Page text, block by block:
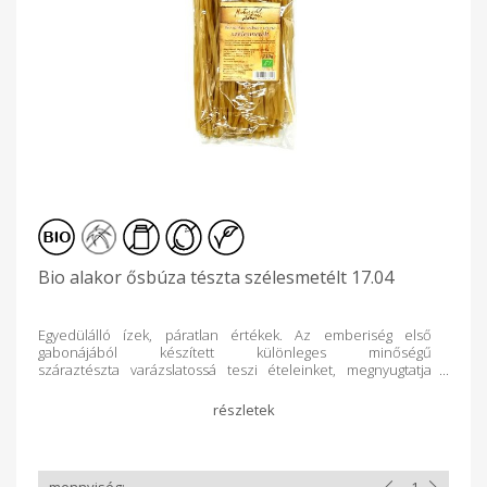
Bio alakor ősbúza tészta szélesmetélt 17.04
Egyedülálló ízek, páratlan értékek. Az emberiség első
gabonájából készített különleges minőségű
száraztészta varázslatossá teszi ételeinket, megnyugtatja
megszokott ízeket, dobja fel kedvenc ételeit ezzel a finom,
és utánozhatatlan gabonával. Mi a helyzet
kérdés, hogy vajon gluténérzékenység esetén fogyasztható-